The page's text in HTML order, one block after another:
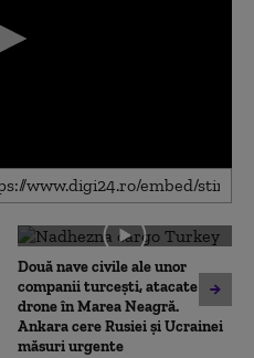
Două nave civile ale unor
companii turcești, atacate cu
drone în Marea Neagră.
Ankara cere Rusiei și Ucrainei
măsuri urgente